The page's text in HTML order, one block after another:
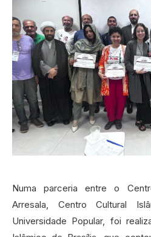
Numa parceria entre o
Arresala, Centro Cultural
Universidade Popular, foi